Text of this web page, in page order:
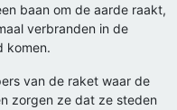
baan om de aarde raakt,
verbranden in de
komen.
van de raket waar de
zorgen ze dat ze steden